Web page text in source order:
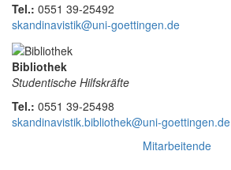
Tel.: 0551 39-25492
skandinavistik@uni-goettingen.de
Bibliothek
Studentische Hilfskräfte
Tel.: 0551 39-25498
skandinavistik.bibliothek@uni-goettingen.de
Mitarbeitende